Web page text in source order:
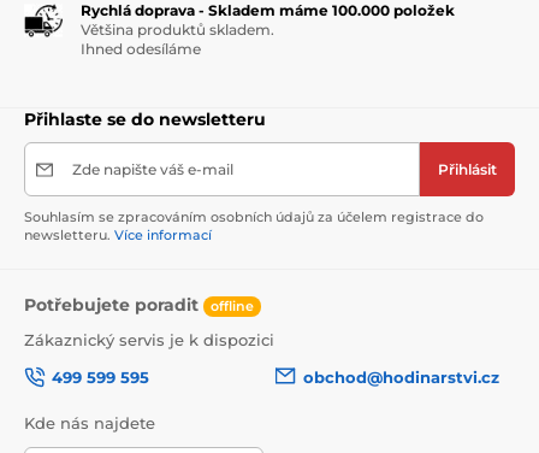
Rychlá doprava - Skladem máme 100.000 položek
Většina produktů skladem.
Ihned odesíláme
Přihlaste se do newsletteru
Zde napište váš e-mail Přihlásit
Souhlasím se zpracováním osobních údajů za účelem registrace do
newsletteru. Více informací
Potřebujete poradit offline
Zákaznický servis je k dispozici
499 599 595
obchod@hodinarstvi.cz
Kde nás najdete